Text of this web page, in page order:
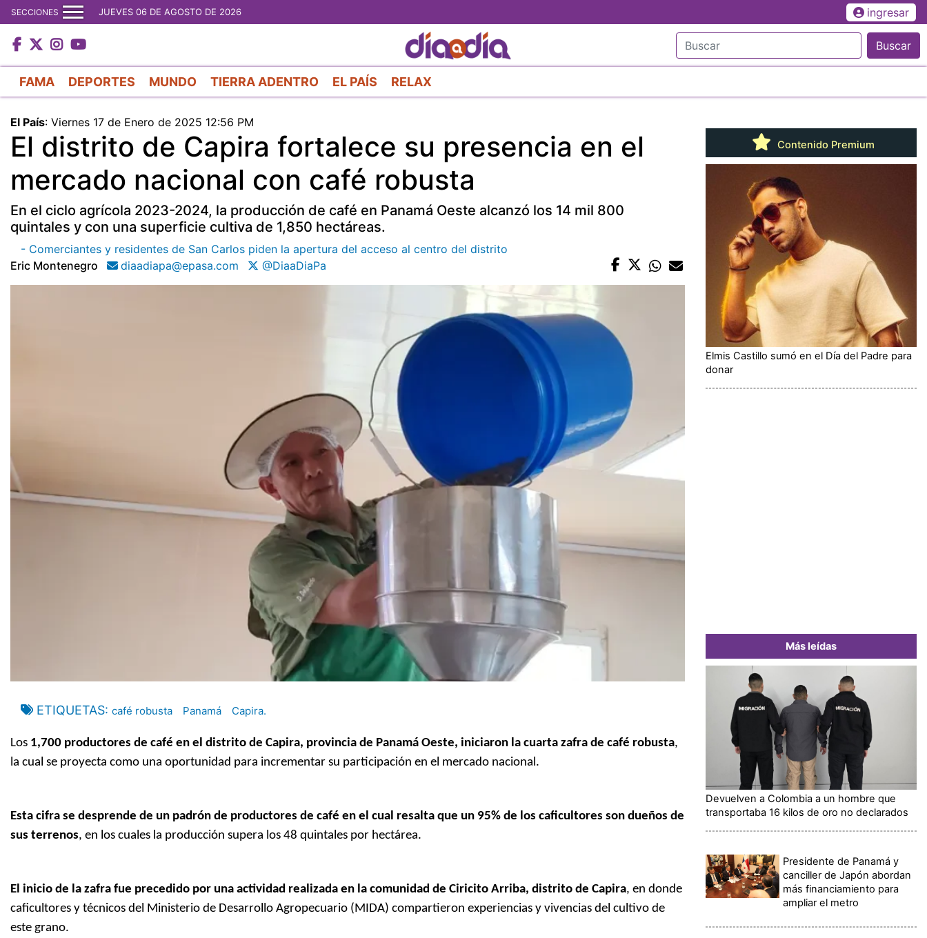
al
contenido
principal
SECCIONES JUEVES 06 DE AGOSTO DE 2026 ingresar
Buscar
FAMA DEPORTES MUNDO TIERRA ADENTRO EL PAÍS RELAX
El País: Viernes 17 de Enero de 2025 12:56 PM
El distrito de Capira fortalece su presencia en el
mercado nacional con café robusta
En el ciclo agrícola 2023-2024, la producción de café en Panamá Oeste alcanzó los 14 mil 800
quintales y con una superficie cultiva de 1,850 hectáreas.
- Comerciantes y residentes de San Carlos piden la apertura del acceso al centro del distrito
Eric Montenegro
diaadiapa@epasa.com @DiaaDiaPa
ETIQUETAS café robusta Panamá Capira.
Los 1,700 productores de café en el distrito de Capira, provincia de Panamá Oeste, iniciaron la cuarta zafra de café robusta,
la cual se proyecta como una oportunidad para incrementar su participación en el mercado nacional.
Esta cifra se desprende de un padrón de productores de café en el cual resalta que un 95% de los caficultores son dueños de
sus terrenos, en los cuales la producción supera los 48 quintales por hectárea.
El inicio de la zafra fue precedido por una actividad realizada en la comunidad de Ciricito Arriba, distrito de Capira, en donde
caficultores y técnicos del Ministerio de Desarrollo Agropecuario (MIDA) compartieron experiencias y vivencias del cultivo de
este grano.
Contenido Premium
Elmis Castillo sumó en el Día del Padre para
donar
Más leídas
Devuelven a Colombia a un hombre que
transportaba 16 kilos de oro no declarados
Presidente de Panamá y
canciller de Japón abordan
más financiamiento para
ampliar el metro